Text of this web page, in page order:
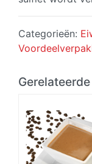
Categorieën: